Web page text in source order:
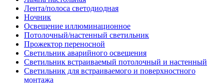
Лента/полоса светодиодная
Ночник
Освещение иллюминационное
Потолочный/настенный светильник
Прожектор переносной
Светильник аварийного освещения
Светильник встраиваемый потолочный и настенный
Светильник для встраиваемого и поверхностного
монтажа